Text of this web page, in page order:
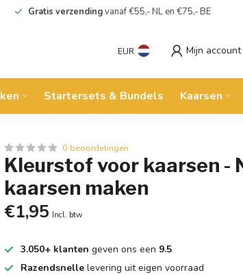
Gratis verzendingvanaf €55,- NL en €75,- BE
EUR Mijn account
Startersets & Bundels Kaarsen
0 beoordelingen
Kleurstof voor kaarsen -
kaarsen maken
€1,95 Incl. btw
3.050+ klanten geven ons een 9.5
Razendsnelle levering uit eigen voorraad